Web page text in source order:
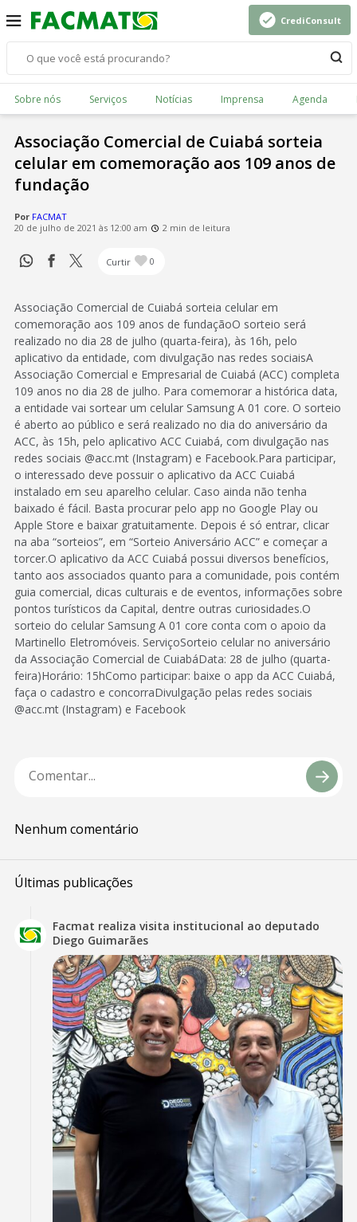
CrediConsult
Sobre nós Serviços Notícias Imprensa Agenda
Associação Comercial de Cuiabá sorteia
celular em comemoração aos 109 anos de
fundação
Por FACMAT
20 de julho de 2021 às 12:00 am
2 min de leitura
Curtir 0
Associação Comercial de Cuiabá sorteia celular em
comemoração aos 109 anos de fundaçãoO sorteio será
realizado no dia 28 de julho (quarta-feira), às 16h, pelo
aplicativo da entidade, com divulgação nas redes sociaisA
Associação Comercial e Empresarial de Cuiabá (ACC) completa
109 anos no dia 28 de julho. Para comemorar a histórica data,
a entidade vai sortear um celular Samsung A 01 core. O sorteio
é aberto ao público e será realizado no dia do aniversário da
ACC, às 15h, pelo aplicativo ACC Cuiabá, com divulgação nas
redes sociais @acc.mt (Instagram) e Facebook.Para participar,
o interessado deve possuir o aplicativo da ACC Cuiabá
instalado em seu aparelho celular. Caso ainda não tenha
baixado é fácil. Basta procurar pelo app no Google Play ou
Apple Store e baixar gratuitamente. Depois é só entrar, clicar
na aba “sorteios”, em “Sorteio Aniversário ACC” e começar a
torcer.O aplicativo da ACC Cuiabá possui diversos benefícios,
tanto aos associados quanto para a comunidade, pois contém
guia comercial, dicas culturais e de eventos, informações sobre
pontos turísticos da Capital, dentre outras curiosidades.O
sorteio do celular Samsung A 01 core conta com o apoio da
Martinello Eletromóveis. ServiçoSorteio celular no aniversário
da Associação Comercial de CuiabáData: 28 de julho (quarta-
feira)Horário: 15hComo participar: baixe o app da ACC Cuiabá,
faça o cadastro e concorraDivulgação pelas redes sociais
@acc.mt (Instagram) e Facebook
Nenhum comentário
Últimas publicações
Facmat realiza visita institucional ao deputado
Diego Guimarães